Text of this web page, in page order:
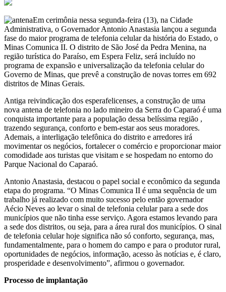
Em cerimônia nessa segunda-feira (13), na Cidade
Administrativa, o Governador Antonio Anastasia lançou a segunda
fase do maior programa de telefonia celular da história do Estado, o
Minas Comunica II. O distrito de São José da Pedra Menina, na
região turística do Paraíso, em Espera Feliz, será incluído no
programa de expansão e universalização da telefonia celular do
Governo de Minas, que prevê a construção de novas torres em 692
distritos de Minas Gerais.
Antiga reivindicação dos esperafelicenses, a construção de uma
nova antena de telefonia no lado mineiro da Serra do Caparaó é uma
conquista importante para a população dessa belíssima região ,
trazendo segurança, conforto e bem-estar aos seus moradores.
Ademais, a interligação telefônica do distrito e arredores irá
movimentar os negócios, fortalecer o comércio e proporcionar maior
comodidade aos turistas que visitam e se hospedam no entorno do
Parque Nacional do Caparaó.
Antonio Anastasia, destacou o papel social e econômico da segunda
etapa do programa. “O Minas Comunica II é uma sequência de um
trabalho já realizado com muito sucesso pelo então governador
Aécio Neves ao levar o sinal de telefonia celular para a sede dos
municípios que não tinha esse serviço. Agora estamos levando para
a sede dos distritos, ou seja, para a área rural dos municípios. O sinal
de telefonia celular hoje significa não só conforto, segurança, mas,
fundamentalmente, para o homem do campo e para o produtor rural,
oportunidades de negócios, informação, acesso às notícias e, é claro,
prosperidade e desenvolvimento”, afirmou o governador.
Processo de implantação